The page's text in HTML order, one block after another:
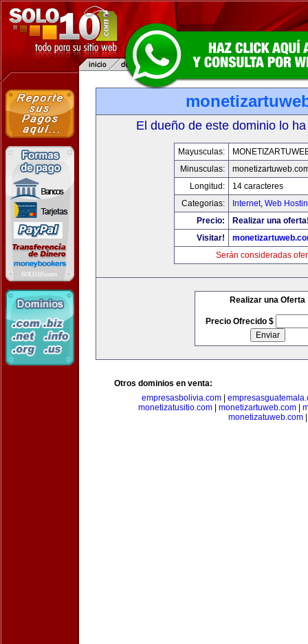
El dueño de este dominio lo
Mayusculas:
Minusculas:
Longitud:
14 caracteres
Categorias:
Internet, Web
Precio:
Realizar una
Visitar!
Serán consideradas
Realizar una Oferta
Precio Ofrecido $
Otros dominios en venta:
empresasbolivia.com
monetizatusitio.com
monetizartuweb.com
monetizatuweb.com|